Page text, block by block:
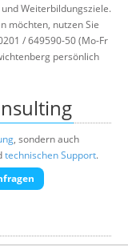
Weiterbildungsziele.
möchten, nutzen Sie
/ 649590-50 (Mo-Fr
persönlich
, sondern auch
technischen Support.